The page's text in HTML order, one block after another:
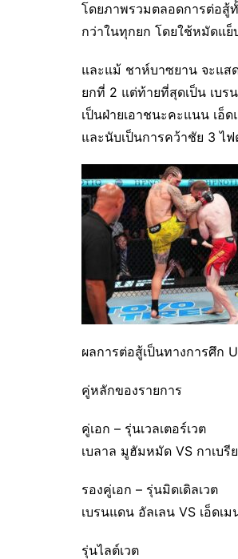
โดยภาพรวมตลอดการต่อสู้
กว่าในทุกยก โดยใช้หมัดแย็
และแม้ ชาห์บาซยาน จะแส
ยกที่ 2 แต่ท้ายที่สุดเป็น เบร
เป็นฝ่ายเอาชนะคะแนน เอ็
และนับเป็นการคว้าชัย 3 ไ
ผลการต่อสู้เป็นทางการศึก
คู่หลักของรายการ
คู่เอก – รุ่นเวลเตอร์เวต
เบลาล มูฮัมหมัด VS กาเบรี
รองคู่เอก – รุ่นมิดเดิลเวต
เบรนแดน อัลเลน VS เอ็ดเ
รุ่นไลต์เวต